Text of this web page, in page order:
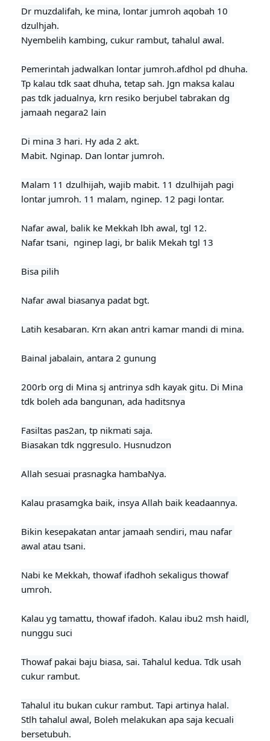
Dr muzdalifah, ke mina, lontar jumroh aqobah 10
dzulhjah.
Nyembelih kambing, cukur rambut, tahalul awal.
Pemerintah jadwalkan lontar jumroh.afdhol pd dhuha.
Tp kalau tdk saat dhuha, tetap sah. Jgn maksa kalau
pas tdk jadualnya, krn resiko berjubel tabrakan dg
jamaah negara2 lain
Di mina 3 hari. Hy ada 2 akt.
Mabit. Nginap. Dan lontar jumroh.
Malam 11 dzulhijah, wajib mabit. 11 dzulhijah pagi
lontar jumroh. 11 malam, nginep. 12 pagi lontar.
Nafar awal, balik ke Mekkah lbh awal, tgl 12.
Nafar tsani,  nginep lagi, br balik Mekah tgl 13
Bisa pilih
Nafar awal biasanya padat bgt.
Latih kesabaran. Krn akan antri kamar mandi di mina.
Bainal jabalain, antara 2 gunung
200rb org di Mina sj antrinya sdh kayak gitu. Di Mina
tdk boleh ada bangunan, ada haditsnya
Fasiltas pas2an, tp nikmati saja.
Biasakan tdk nggresulo. Husnudzon
Allah sesuai prasnagka hambaNya.
Kalau prasamgka baik, insya Allah baik keadaannya.
Bikin kesepakatan antar jamaah sendiri, mau nafar
awal atau tsani.
Nabi ke Mekkah, thowaf ifadhoh sekaligus thowaf
umroh.
Kalau yg tamattu, thowaf ifadoh. Kalau ibu2 msh haidl,
nunggu suci
Thowaf pakai baju biasa, sai. Tahalul kedua. Tdk usah
cukur rambut.
Tahalul itu bukan cukur rambut. Tapi artinya halal.
Stlh tahalul awal, Boleh melakukan apa saja kecuali
bersetubuh.